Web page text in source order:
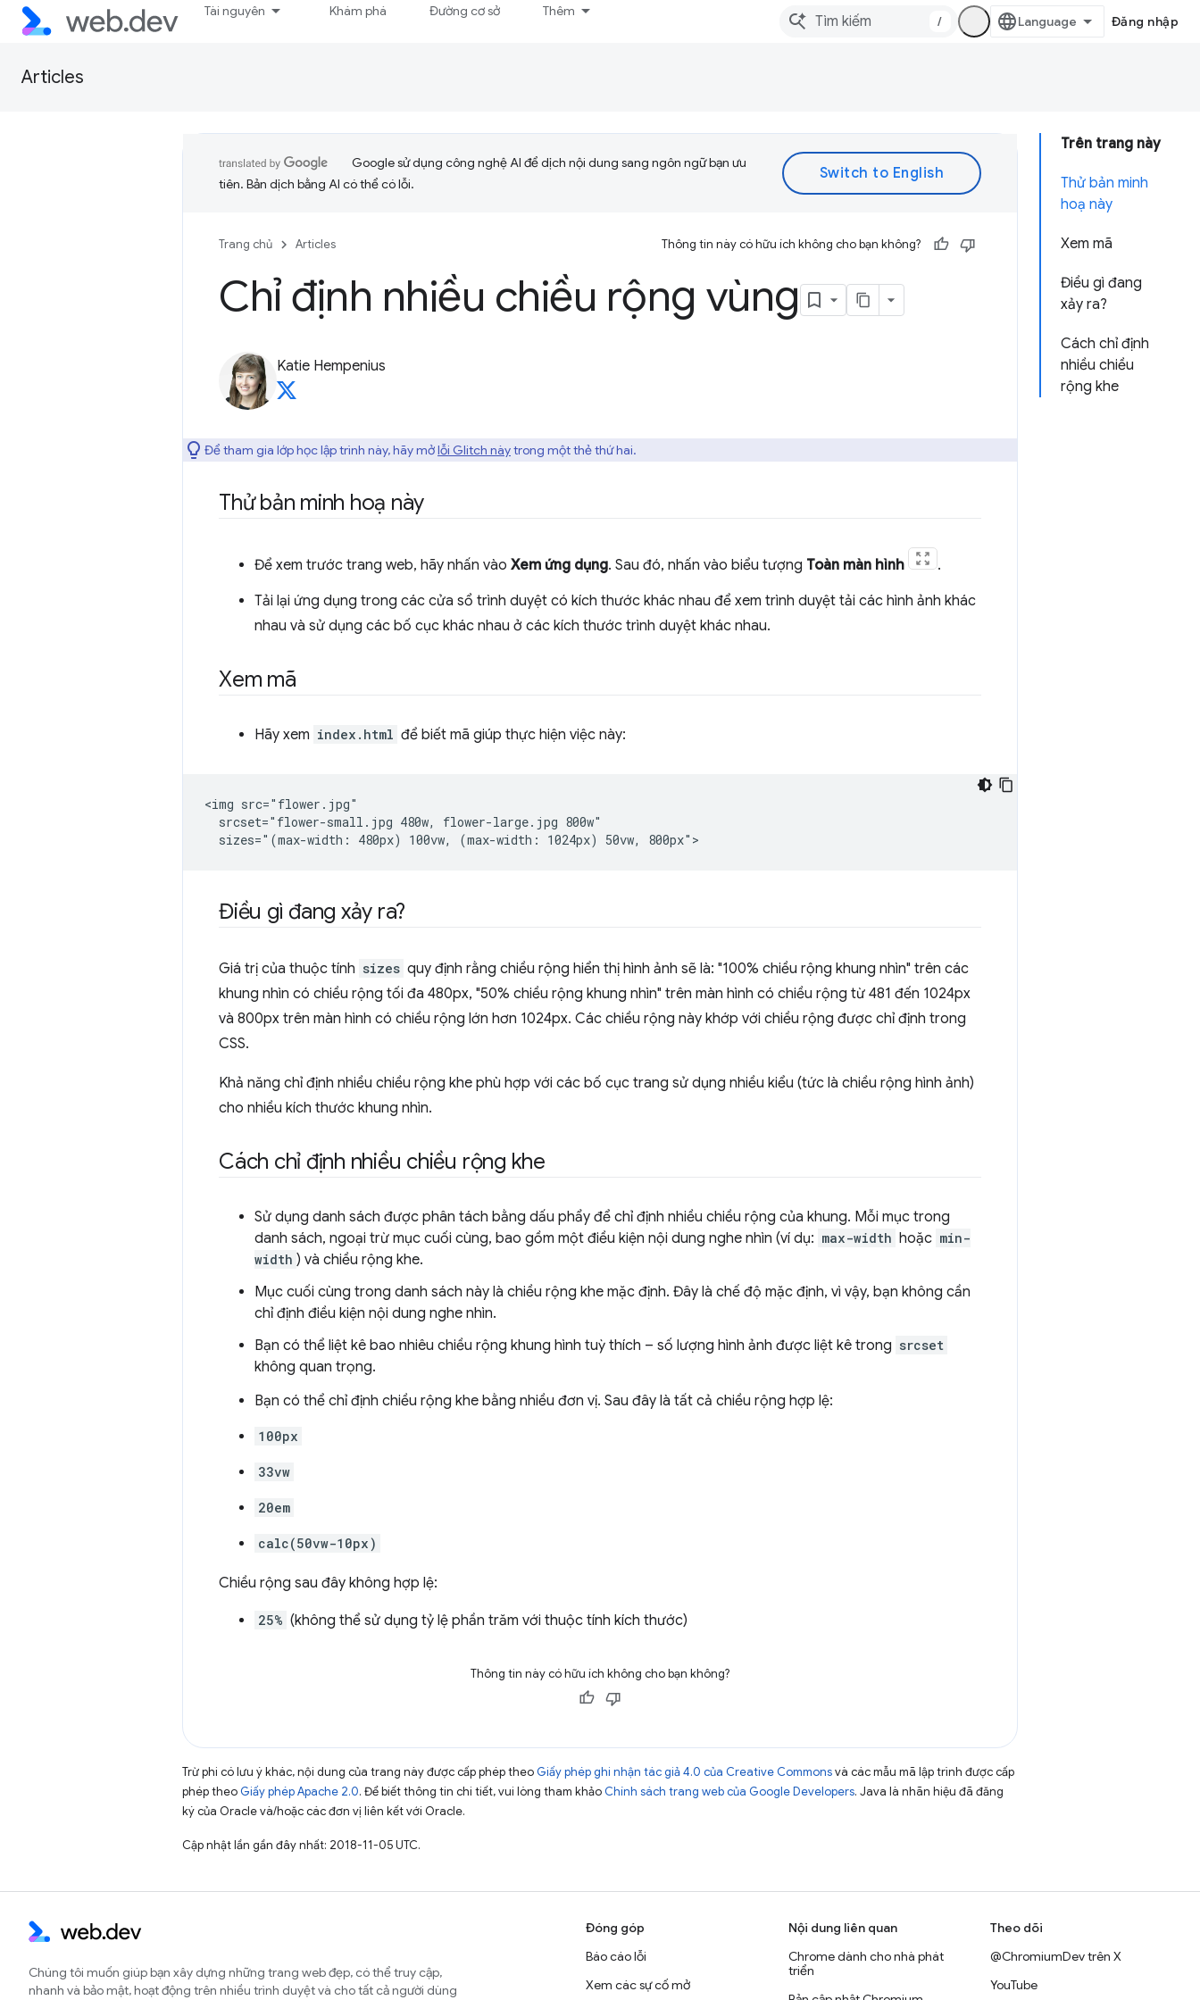
Tài nguyên Khám phá Đường cơ sở Thêm
/ Đăng nhập
Articles
Trên trang này
Thử bản minh
hoạ này
Xem mã
Điều gì đang
xảy ra?
Cách chỉ định
nhiều chiều
rộng khe
Google sử dụng công nghệ AI để dịch nội dung sang ngôn ngữ bạn ưu
tiên. Bản dịch bằng AI có thể có lỗi.
Trang chủ Articles Thông tin này có hữu ích không cho bạn không?
Chỉ định nhiều chiều rộng vùng
Katie Hempenius
Để tham gia lớp học lập trình này, hãy mởlỗi Glitch nàytrong một thẻ thứ hai.
Thử bản minh hoạ này
Để xem trước trang web, hãy nhấn vào Xem ứng dụng. Sau đó, nhấn vào biểu tượng Toàn màn hình
.
Tải lại ứng dụng trong các cửa sổ trình duyệt có kích thước khác nhau để xem trình duyệt tải các hình ảnh khác
nhau và sử dụng các bố cục khác nhau ở các kích thước trình duyệt khác nhau.
Xem mã
Hãy xem index.html để biết mã giúp thực hiện việc này:
<img src="flower.jpg"
  srcset="flower-small.jpg 480w, flower-large.jpg 800w"
Điều gì đang xảy ra?
Giá trị của thuộc tính sizes quy định rằng chiều rộng hiển thị hình ảnh sẽ là: "100% chiều rộng khung nhìn" trên các
khung nhìn có chiều rộng tối đa 480px, "50% chiều rộng khung nhìn" trên màn hình có chiều rộng từ 481 đến 1024px
và 800px trên màn hình có chiều rộng lớn hơn 1024px. Các chiều rộng này khớp với chiều rộng được chỉ định trong
CSS.
Khả năng chỉ định nhiều chiều rộng khe phù hợp với các bố cục trang sử dụng nhiều kiểu (tức là chiều rộng hình ảnh)
cho nhiều kích thước khung nhìn.
Cách chỉ định nhiều chiều rộng khe
Sử dụng danh sách được phân tách bằng dấu phẩy để chỉ định nhiều chiều rộng của khung. Mỗi mục trong
danh sách, ngoại trừ mục cuối cùng, bao gồm một điều kiện nội dung nghe nhìn (ví dụ: max-width hoặc min-
width ) và chiều rộng khe.
Mục cuối cùng trong danh sách này là chiều rộng khe mặc định. Đây là chế độ mặc định, vì vậy, bạn không cần
chỉ định điều kiện nội dung nghe nhìn.
Bạn có thể liệt kê bao nhiêu chiều rộng khung hình tuỳ thích – số lượng hình ảnh được liệt kê trong srcset
không quan trọng.
Bạn có thể chỉ định chiều rộng khe bằng nhiều đơn vị. Sau đây là tất cả chiều rộng hợp lệ:
100px
33vw
20em
calc(50vw-10px)
Chiều rộng sau đây không hợp lệ:
25% (không thể sử dụng tỷ lệ phần trăm với thuộc tính kích thước)
Thông tin này có hữu ích không cho bạn không?
Trừ phi có lưu ý khác, nội dung của trang này được cấp phép theo Giấy phép ghi nhận tác giả 4.0 của Creative Commonsvà các mẫu mã lập trình được cấp
phép theo Giấy phép Apache 2.0. Để biết thông tin chi tiết, vui lòng tham khảo Chính sách trang web của Google Developers. Java là nhãn hiệu đã đăng
ký của Oracle và/hoặc các đơn vị liên kết với Oracle.
Cập nhật lần gần đây nhất: 2018-11-05 UTC.
Chúng tôi muốn giúp bạn xây dựng những trang web đẹp, có thể truy cập,
nhanh và bảo mật, hoạt động trên nhiều trình duyệt và cho tất cả người dùng
Đóng góp
Báo cáo lỗi
Xem các sự cố mở
Nội dung liên quan
Chrome dành cho nhà phát
triển
Theo dõi
@ChromiumDev trên X
YouTube